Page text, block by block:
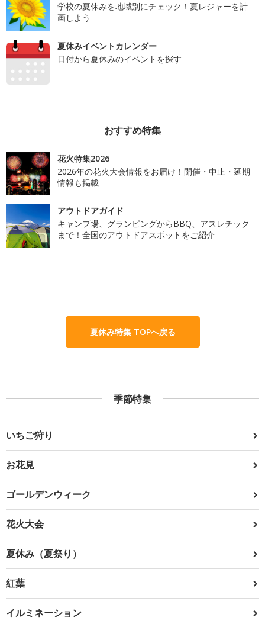
学校の夏休みを地域別にチェック！夏レジャーを計
画しよう
夏休みイベントカレンダー
日付から夏休みのイベントを探す
おすすめ特集
花火特集2026
2026年の花火大会情報をお届け！開催・中止・延期
情報も掲載
アウトドアガイド
キャンプ場、グランピングからBBQ、アスレチック
まで！全国のアウトドアスポットをご紹介
夏休み特集 TOPへ戻る
季節特集
いちご狩り
お花見
ゴールデンウィーク
花火大会
夏休み（夏祭り）
紅葉
イルミネーション